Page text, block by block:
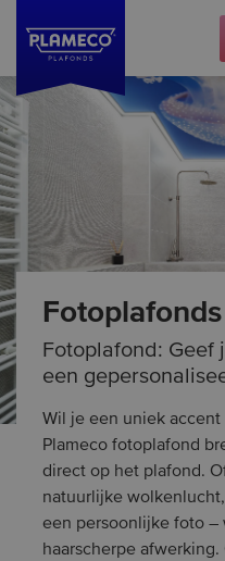
Fotoplafonds
Fotoplafond: Geef
een
Wil je een uniek
Plameco fotoplafond
direct op het plafond.
natuurlijke
een persoonlijke foto –
haarscherpe